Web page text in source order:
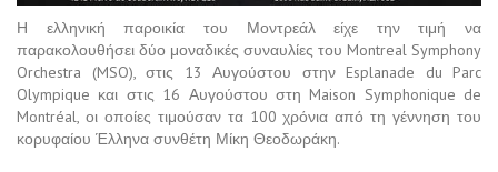
Η ελληνική παροικία του Μοντρεάλ είχε την τιμή να
παρακολουθήσει δύο μοναδικές συναυλίες του Montreal Symphony
Orchestra (MSO), στις 13 Αυγούστου στην Esplanade du Parc
Olympique και στις 16 Αυγούστου στη Maison Symphonique de
Montréal, οι οποίες τιμούσαν τα 100 χρόνια από τη γέννηση του
κορυφαίου Έλληνα συνθέτη Μίκη Θεοδωράκη.